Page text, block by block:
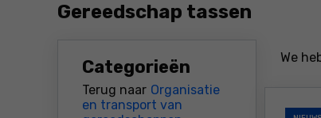
Gereedschap tassen
Categorieën
Terug naar Organisatie
en transport van
We